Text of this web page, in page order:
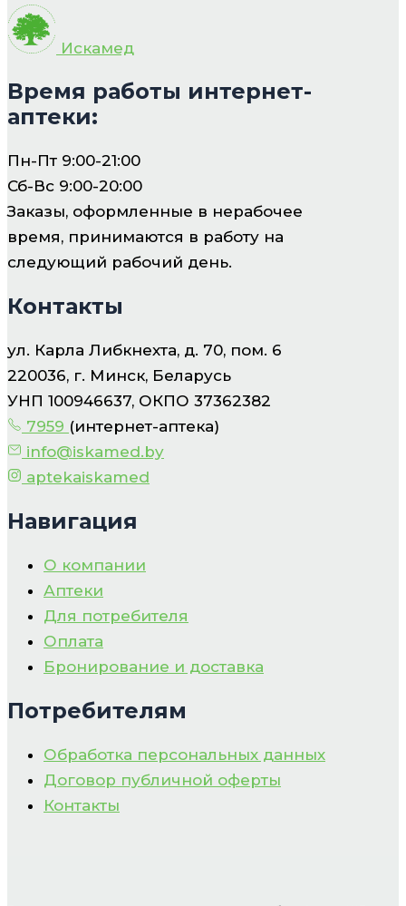
Искамед
Время работы интернет-
аптеки:
Пн-Пт 9:00-21:00
Сб-Вс 9:00-20:00
Заказы, оформленные в нерабочее
время, принимаются в работу на
следующий рабочий день.
Контакты
ул. Карла Либкнехта, д. 70, пом. 6
220036, г. Минск, Беларусь
УНП 100946637, ОКПО 37362382
7959 (интернет-аптека)
info@iskamed.by
aptekaiskamed
Навигация
О компании
Аптеки
Для потребителя
Оплата
Бронирование и доставка
Потребителям
Обработка персональных данных
Договор публичной оферты
Контакты